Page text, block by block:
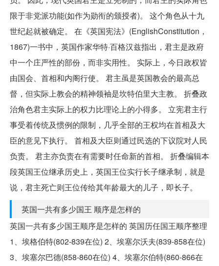
限于非党派功能(如作为勋衔的颁授者)。 这个角色从十九
世纪起就被确定。 在《英国宪法》(EnglishConstitution，
1867)一书中，英国作家华特·百格汉兹指出，君主是政府
中一个庄严性的部份，而非实用性。 实际上，今日政权皆
由国会、首相和内阁行使。 君主虽是英国教会的最高总
督，但实际上教会的精神领袖是坎特伯里大主教。 折叠政
治角色君主实际上的权力比理论上的小得多。 立宪君主行
事受着传统及惯例的限制，几乎全部的王权均在首相及大
臣的意见下执行。 首相及大臣则通过民选的下议院对人民
负责。 君主亦负责在有需要时任命新的首相。 折叠编辑本
段英国王位继承历史上，英国王位实行长子继承制，就是
说，君主死亡则王位传给其年龄最大的儿子，即长子。
英国一共有多少国王 顺序是怎样的
英国一共有多少国王顺序是怎样的 英国历任国王顺序整理
1、埃格伯特(802-839在位) 2、埃塞尔沃夫(839-858在位)
3、埃塞尔巴德(858-860在位) 4、埃塞尔伯特(860-866在